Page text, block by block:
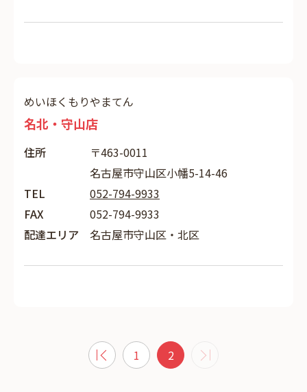
めいほくもりやまてん
名北・守山店
住所
〒463-0011
名古屋市守山区小幡5-14-46
TEL
052-794-9933
FAX
052-794-9933
配達エリア
名古屋市守山区・北区
1 2